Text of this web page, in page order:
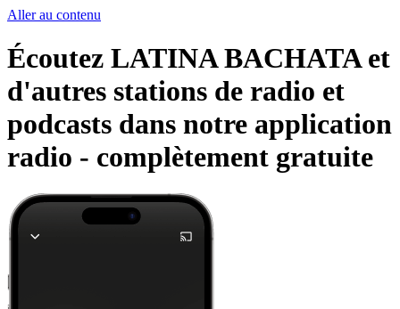
Aller au contenu
Écoutez LATINA BACHATA et
d'autres stations de radio et
podcasts dans notre application
radio - complètement gratuite